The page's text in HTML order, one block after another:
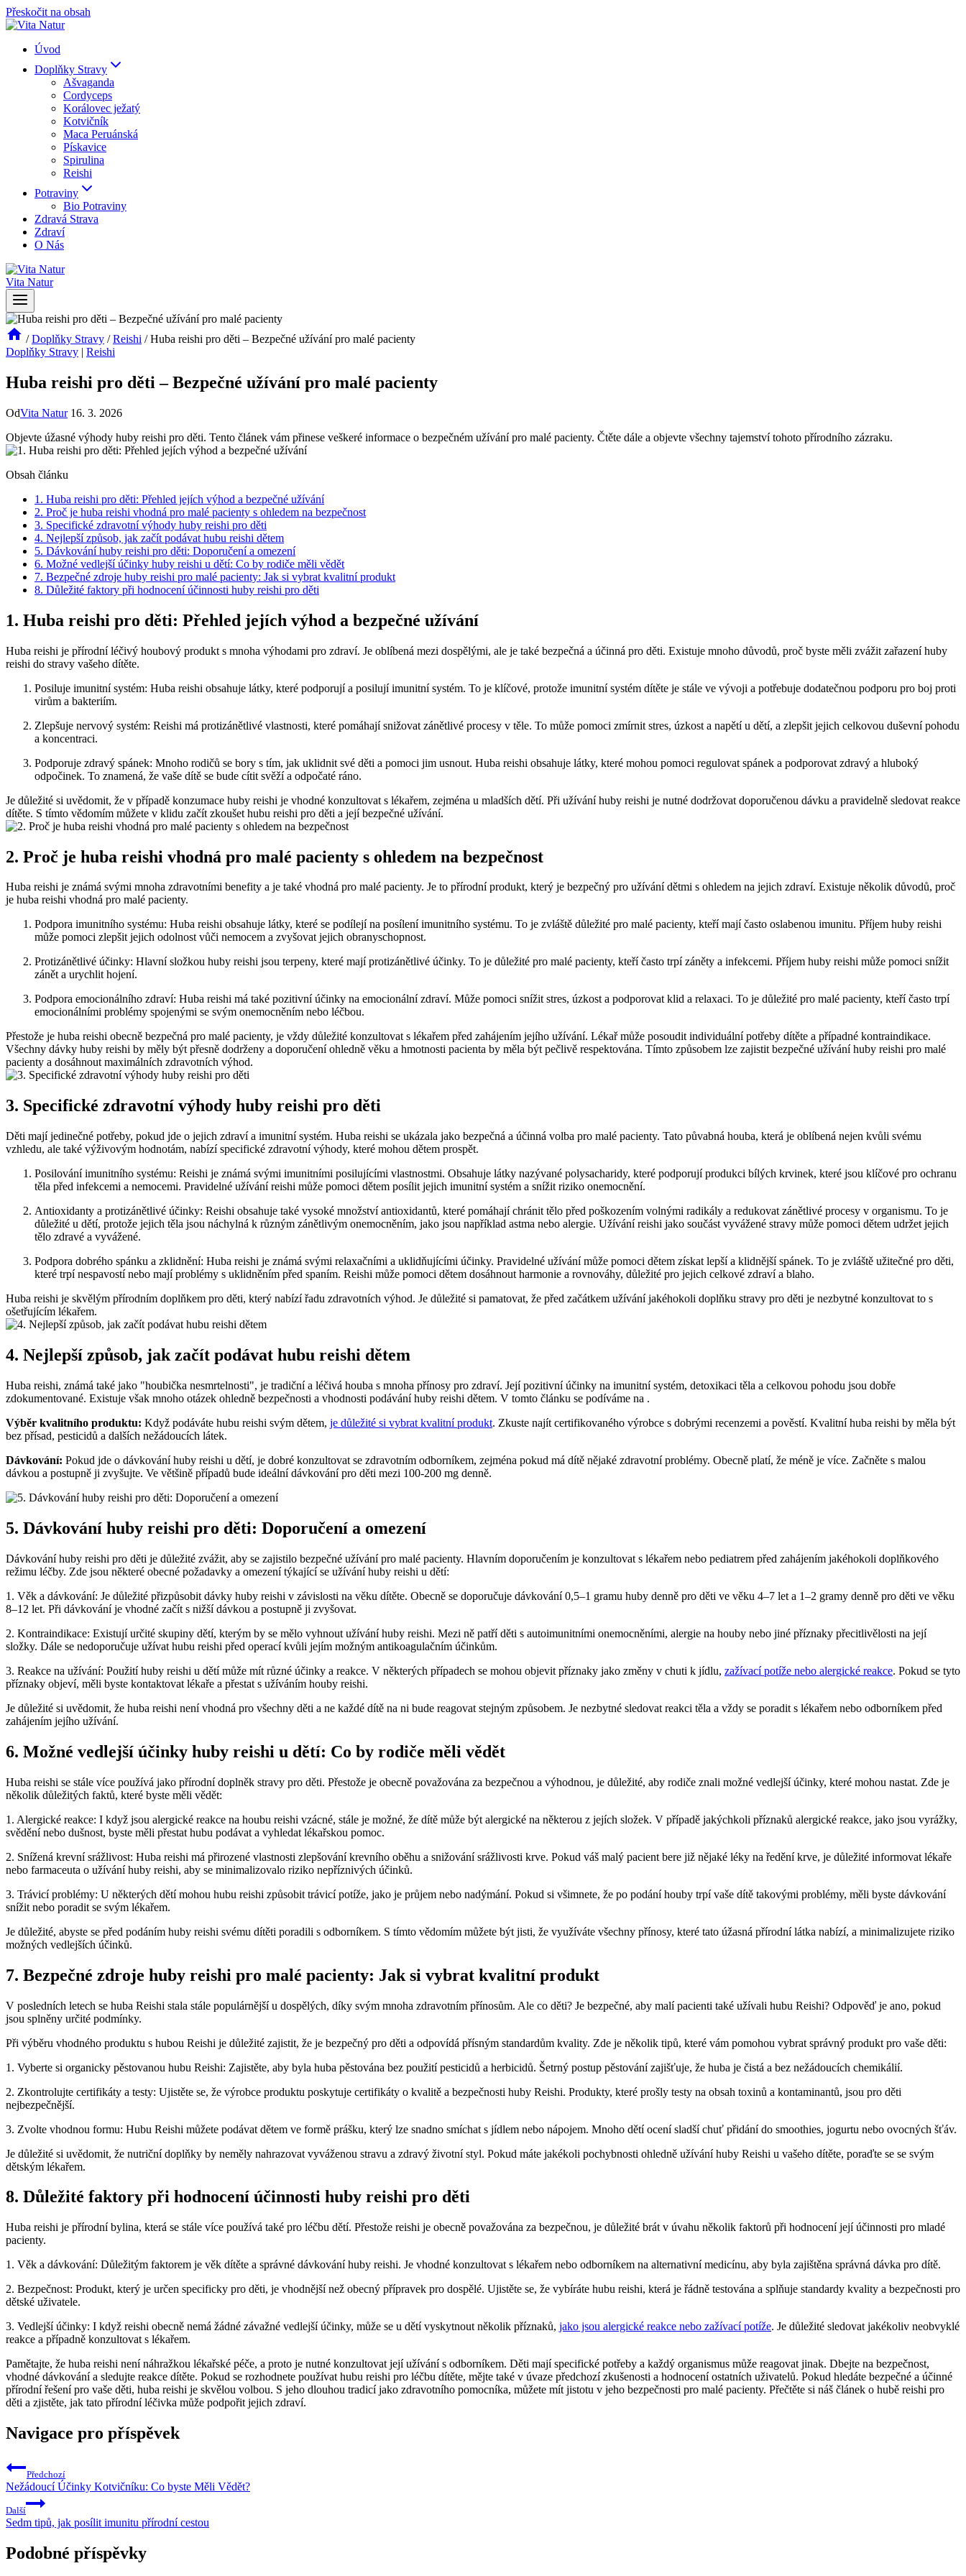
Přeskočit na obsah
Úvod
Doplňky Stravy
Ašvaganda
Cordyceps
Korálovec ježatý
Kotvičník
Maca Peruánská
Pískavice
Spirulina
Reishi
Potraviny
Bio Potraviny
Zdravá Strava
Zdraví
O Nás
Vita Natur
/ Doplňky Stravy / Reishi / Huba reishi pro děti – Bezpečné užívání pro malé pacienty
Doplňky Stravy | Reishi
Huba reishi pro děti – Bezpečné užívání pro malé pacienty
OdVita Natur 16. 3. 2026
Objevte úžasné výhody huby reishi pro děti. Tento článek vám přinese veškeré informace o bezpečném užívání pro malé pacienty. Čtěte dále a objevte všechny tajemství tohoto přírodního zázraku.
Obsah článku
1. Huba reishi pro děti: Přehled jejích výhod a bezpečné užívání
2. Proč je huba reishi vhodná pro malé pacienty s ohledem na bezpečnost
3. Specifické zdravotní výhody huby reishi pro děti
4. Nejlepší způsob, jak začít podávat hubu reishi dětem
5. Dávkování huby reishi pro děti: Doporučení a omezení
6. Možné vedlejší účinky huby reishi u dětí: Co by rodiče měli vědět
7. Bezpečné zdroje huby reishi pro malé pacienty: Jak si vybrat kvalitní produkt
8. Důležité faktory při hodnocení účinnosti huby reishi pro děti
1. Huba reishi pro děti: Přehled jejích výhod a bezpečné užívání
Huba reishi je přírodní léčivý houbový produkt s mnoha výhodami pro zdraví. Je oblíbená mezi dospělými, ale je také bezpečná a účinná pro děti. Existuje mnoho důvodů, proč byste měli zvážit zařazení huby
reishi do stravy vašeho dítěte.
Posiluje imunitní systém: Huba reishi obsahuje látky, které podporují a posilují imunitní systém. To je klíčové, protože imunitní systém dítěte je stále ve vývoji a potřebuje dodatečnou podporu pro boj proti
virům a bakteriím.
Zlepšuje nervový systém: Reishi má protizánětlivé vlastnosti, které pomáhají snižovat zánětlivé procesy v těle. To může pomoci zmírnit stres, úzkost a napětí u dětí, a zlepšit jejich celkovou duševní pohodu
a koncentraci.
Podporuje zdravý spánek: Mnoho rodičů se bory s tím, jak uklidnit své děti a pomoci jim usnout. Huba reishi obsahuje látky, které mohou pomoci regulovat spánek a podporovat zdravý a hluboký
odpočinek. To znamená, že vaše dítě se bude cítit svěží a odpočaté ráno.
Je důležité si uvědomit, že v případě konzumace huby reishi je vhodné konzultovat s lékařem, zejména u mladších dětí. Při užívání huby reishi je nutné dodržovat doporučenou dávku a pravidelně sledovat reakce
dítěte. S tímto vědomím můžete v klidu začít zkoušet hubu reishi pro děti a její bezpečné užívání.
2. Proč je huba reishi vhodná pro malé pacienty s ohledem na bezpečnost
Huba reishi je známá svými mnoha zdravotními benefity a je také vhodná pro malé pacienty. Je to přírodní produkt, který je bezpečný pro užívání dětmi s ohledem na jejich zdraví. Existuje několik důvodů, proč
je huba reishi vhodná pro malé pacienty.
Podpora imunitního systému: Huba reishi obsahuje látky, které se podílejí na posílení imunitního systému. To je zvláště důležité pro malé pacienty, kteří mají často oslabenou imunitu. Příjem huby reishi
může pomoci zlepšit jejich odolnost vůči nemocem a zvyšovat jejich obranyschopnost.
Protizánětlivé účinky: Hlavní složkou huby reishi jsou terpeny, které mají protizánětlivé účinky. To je důležité pro malé pacienty, kteří často trpí záněty a infekcemi. Příjem huby reishi může pomoci snížit
zánět a urychlit hojení.
Podpora emocionálního zdraví: Huba reishi má také pozitivní účinky na emocionální zdraví. Může pomoci snížit stres, úzkost a podporovat klid a relaxaci. To je důležité pro malé pacienty, kteří často trpí
emocionálními problémy spojenými se svým onemocněním nebo léčbou.
Přestože je huba reishi obecně bezpečná pro malé pacienty, je vždy důležité konzultovat s lékařem před zahájením jejího užívání. Lékař může posoudit individuální potřeby dítěte a případné kontraindikace.
Všechny dávky huby reishi by měly být přesně dodrženy a doporučení ohledně věku a hmotnosti pacienta by měla být pečlivě respektována. Tímto způsobem lze zajistit bezpečné užívání huby reishi pro malé
pacienty a dosáhnout maximálních zdravotních výhod.
3. Specifické zdravotní výhody huby reishi pro děti
Děti mají jedinečné potřeby, pokud jde o jejich zdraví a imunitní systém. Huba reishi se ukázala jako bezpečná a účinná volba pro malé pacienty. Tato půvabná houba, která je oblíbená nejen kvůli svému
vzhledu, ale také výživovým hodnotám, nabízí specifické zdravotní výhody, které mohou dětem prospět.
Posilování imunitního systému: Reishi je známá svými imunitními posilujícími vlastnostmi. Obsahuje látky nazývané polysacharidy, které podporují produkci bílých krvinek, které jsou klíčové pro ochranu
těla před infekcemi a nemocemi. Pravidelné užívání reishi může pomoci dětem posílit jejich imunitní systém a snížit riziko onemocnění.
Antioxidanty a protizánětlivé účinky: Reishi obsahuje také vysoké množství antioxidantů, které pomáhají chránit tělo před poškozením volnými radikály a redukovat zánětlivé procesy v organismu. To je
důležité u dětí, protože jejich těla jsou náchylná k různým zánětlivým onemocněním, jako jsou například astma nebo alergie. Užívání reishi jako součást vyvážené stravy může pomoci dětem udržet jejich
tělo zdravé a vyvážené.
Podpora dobrého spánku a zklidnění: Huba reishi je známá svými relaxačními a uklidňujícími účinky. Pravidelné užívání může pomoci dětem získat lepší a klidnější spánek. To je zvláště užitečné pro děti,
které trpí nespavostí nebo mají problémy s uklidněním před spaním. Reishi může pomoci dětem dosáhnout harmonie a rovnováhy, důležité pro jejich celkové zdraví a blaho.
Huba reishi je skvělým přírodním doplňkem pro děti, který nabízí řadu zdravotních výhod. Je důležité si pamatovat, že před začátkem užívání jakéhokoli doplňku stravy pro děti je nezbytné konzultovat to s
ošetřujícím lékařem.
4. Nejlepší způsob, jak začít podávat hubu reishi dětem
Huba reishi, známá také jako "houbička nesmrtelnosti", je tradiční a léčivá houba s mnoha přínosy pro zdraví. Její pozitivní účinky na imunitní systém, detoxikaci těla a celkovou pohodu jsou dobře
zdokumentované. Existuje však mnoho otázek ohledně bezpečnosti a vhodnosti podávání huby reishi dětem. V tomto článku se podíváme na .
Výběr kvalitního produktu: Když podáváte hubu reishi svým dětem, je důležité si vybrat kvalitní produkt. Zkuste najít certifikovaného výrobce s dobrými recenzemi a pověstí. Kvalitní huba reishi by měla být
bez přísad, pesticidů a dalších nežádoucích látek.
Dávkování: Pokud jde o dávkování huby reishi u dětí, je dobré konzultovat se zdravotním odborníkem, zejména pokud má dítě nějaké zdravotní problémy. Obecně platí, že méně je více. Začněte s malou
dávkou a postupně ji zvyšujte. Ve většině případů bude ideální dávkování pro děti mezi 100-200 mg denně.
5. Dávkování huby reishi pro děti: Doporučení a omezení
Dávkování huby reishi pro děti je důležité zvážit, aby se zajistilo bezpečné užívání pro malé pacienty. Hlavním doporučením je konzultovat s lékařem nebo pediatrem před zahájením jakéhokoli doplňkového
režimu léčby. Zde jsou některé obecné požadavky a omezení týkající se užívání huby reishi u dětí:
1. Věk a dávkování: Je důležité přizpůsobit dávky huby reishi v závislosti na věku dítěte. Obecně se doporučuje dávkování 0,5–1 gramu huby denně pro děti ve věku 4–7 let a 1–2 gramy denně pro děti ve věku
8–12 let. Při dávkování je vhodné začít s nižší dávkou a postupně ji zvyšovat.
2. Kontraindikace: Existují určité skupiny dětí, kterým by se mělo vyhnout užívání huby reishi. Mezi ně patří děti s autoimunitními onemocněními, alergie na houby nebo jiné příznaky přecitlivělosti na její
složky. Dále se nedoporučuje užívat hubu reishi před operací kvůli jejím možným antikoagulačním účinkům.
3. Reakce na užívání: Použití huby reishi u dětí může mít různé účinky a reakce. V některých případech se mohou objevit příznaky jako změny v chuti k jídlu, zažívací potíže nebo alergické reakce. Pokud se tyto
příznaky objeví, měli byste kontaktovat lékaře a přestat s užíváním houby reishi.
Je důležité si uvědomit, že huba reishi není vhodná pro všechny děti a ne každé dítě na ni bude reagovat stejným způsobem. Je nezbytné sledovat reakci těla a vždy se poradit s lékařem nebo odborníkem před
zahájením jejího užívání.
6. Možné vedlejší účinky huby reishi u dětí: Co by rodiče měli vědět
Huba reishi se stále více používá jako přírodní doplněk stravy pro děti. Přestože je obecně považována za bezpečnou a výhodnou, je důležité, aby rodiče znali možné vedlejší účinky, které mohou nastat. Zde je
několik důležitých faktů, které byste měli vědět:
1. Alergické reakce: I když jsou alergické reakce na houbu reishi vzácné, stále je možné, že dítě může být alergické na některou z jejích složek. V případě jakýchkoli příznaků alergické reakce, jako jsou vyrážky,
svědění nebo dušnost, byste měli přestat hubu podávat a vyhledat lékařskou pomoc.
2. Snížená krevní srážlivost: Huba reishi má přirozené vlastnosti zlepšování krevního oběhu a snižování srážlivosti krve. Pokud váš malý pacient bere již nějaké léky na ředění krve, je důležité informovat lékaře
nebo farmaceuta o užívání huby reishi, aby se minimalizovalo riziko nepříznivých účinků.
3. Trávicí problémy: U některých dětí mohou hubu reishi způsobit trávicí potíže, jako je průjem nebo nadýmání. Pokud si všimnete, že po podání houby trpí vaše dítě takovými problémy, měli byste dávkování
snížit nebo poradit se svým lékařem.
Je důležité, abyste se před podáním huby reishi svému dítěti poradili s odborníkem. S tímto vědomím můžete být jisti, že využíváte všechny přínosy, které tato úžasná přírodní látka nabízí, a minimalizujete riziko
možných vedlejších účinků.
7. Bezpečné zdroje huby reishi pro malé pacienty: Jak si vybrat kvalitní produkt
V posledních letech se huba Reishi stala stále populárnější u dospělých, díky svým mnoha zdravotním přínosům. Ale co děti? Je bezpečné, aby malí pacienti také užívali hubu Reishi? Odpověď je ano, pokud
jsou splněny určité podmínky.
Při výběru vhodného produktu s hubou Reishi je důležité zajistit, že je bezpečný pro děti a odpovídá přísným standardům kvality. Zde je několik tipů, které vám pomohou vybrat správný produkt pro vaše děti:
1. Vyberte si organicky pěstovanou hubu Reishi: Zajistěte, aby byla huba pěstována bez použití pesticidů a herbicidů. Šetrný postup pěstování zajišťuje, že huba je čistá a bez nežádoucích chemikálií.
2. Zkontrolujte certifikáty a testy: Ujistěte se, že výrobce produktu poskytuje certifikáty o kvalitě a bezpečnosti huby Reishi. Produkty, které prošly testy na obsah toxinů a kontaminantů, jsou pro děti
nejbezpečnější.
3. Zvolte vhodnou formu: Hubu Reishi můžete podávat dětem ve formě prášku, který lze snadno smíchat s jídlem nebo nápojem. Mnoho dětí ocení sladší chuť přidání do smoothies, jogurtu nebo ovocných šťáv.
Je důležité si uvědomit, že nutriční doplňky by neměly nahrazovat vyváženou stravu a zdravý životní styl. Pokud máte jakékoli pochybnosti ohledně užívání huby Reishi u vašeho dítěte, poraďte se se svým
dětským lékařem.
8. Důležité faktory při hodnocení účinnosti huby reishi pro děti
Huba reishi je přírodní bylina, která se stále více používá také pro léčbu dětí. Přestože reishi je obecně považována za bezpečnou, je důležité brát v úvahu několik faktorů při hodnocení její účinnosti pro mladé
pacienty.
1. Věk a dávkování: Důležitým faktorem je věk dítěte a správné dávkování huby reishi. Je vhodné konzultovat s lékařem nebo odborníkem na alternativní medicínu, aby byla zajištěna správná dávka pro dítě.
2. Bezpečnost: Produkt, který je určen specificky pro děti, je vhodnější než obecný přípravek pro dospělé. Ujistěte se, že vybíráte hubu reishi, která je řádně testována a splňuje standardy kvality a bezpečnosti pro
dětské uživatele.
3. Vedlejší účinky: I když reishi obecně nemá žádné závažné vedlejší účinky, může se u dětí vyskytnout několik příznaků, jako jsou alergické reakce nebo zažívací potíže. Je důležité sledovat jakékoliv neobvyklé
reakce a případně konzultovat s lékařem.
Pamětajte, že huba reishi není náhražkou lékařské péče, a proto je nutné konzultovat její užívání s odborníkem. Děti mají specifické potřeby a každý organismus může reagovat jinak. Dbejte na bezpečnost,
vhodné dávkování a sledujte reakce dítěte. Pokud se rozhodnete používat hubu reishi pro léčbu dítěte, mějte také v úvaze předchozí zkušenosti a hodnocení ostatních uživatelů. Pokud hledáte bezpečné a účinné
přírodní řešení pro vaše děti, huba reishi je skvělou volbou. S jeho dlouhou tradicí jako zdravotního pomocníka, můžete mít jistotu v jeho bezpečnosti pro malé pacienty. Přečtěte si náš článek o hubě reishi pro
děti a zjistěte, jak tato přírodní léčivka může podpořit jejich zdraví.
Navigace pro příspěvek
Předchozí
Nežádoucí Účinky Kotvičníku: Co byste Měli Vědět?
Další
Sedm tipů, jak posílit imunitu přírodní cestou
Podobné příspěvky